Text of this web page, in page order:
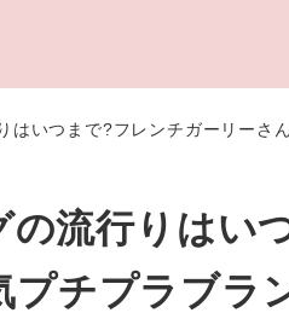
はいつまで?フレンチガーリーさ
流行りはい
チプラブラ